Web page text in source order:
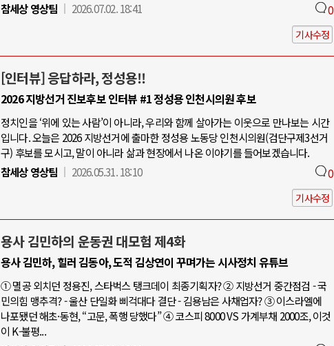
참세상 영상팀
2026.07.02. 18:41 0
기사수정
[인터뷰] 응답하라, 정성용!!
2026 지방선거 진보후보 인터뷰 #1 정성용 인천시의원 후보
정치인을 ‘위에 있는 사람’이 아니라, 우리와 함께 살아가는 이웃으로 만나보는 시간
입니다. 오늘은 2026 지방선거에 출마한 정성용 노동당 인천시의원(검단구제3선거
구) 후보를 모시고, 말이 아니라 삶과 현장에서 나온 이야기를 들어보겠습니다.
참세상 영상팀
2026.05.31. 18:10 0
기사수정
용사 김민하의 운동권 대모험 제4화
용사 김민하, 힐러 김동아, 도적 김상연이 꾸며가는 시사정치 유튜브
① 멸공 외치던 정용진, 스타벅스 탱크데이 최종기획자? ② 지방선거 중간점검 - 국
민의힘 맹추격? - 울산 단일화 삐걱대다 결단 - 김용남은 사채업자? ③ 이스라엘에
나포됐던 해초·동현, “고문, 폭행 당했다” ④ 코스피 8000 VS 가계부채 2000조, 이것
이 K-불평...